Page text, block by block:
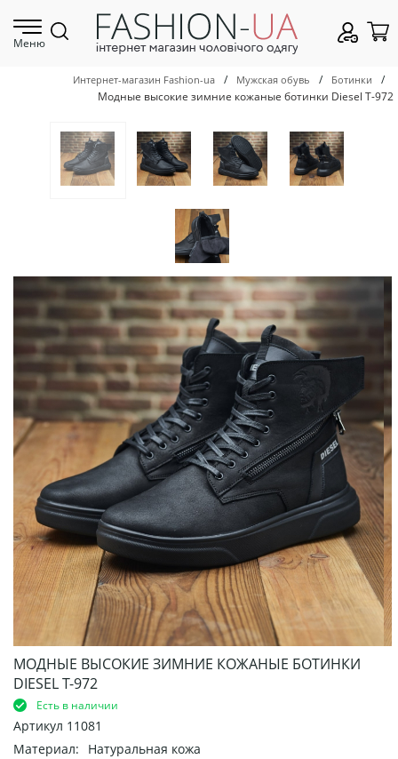
Меню
Интернет-магазин Fashion-ua / Мужская обувь / Ботинки
/
Модные высокие зимние кожаные ботинки Diesel Т-972
МОДНЫЕ ВЫСОКИЕ ЗИМНИЕ КОЖАНЫЕ БОТИНКИ
DIESEL Т-972
Есть в наличии
Артикул 11081
Материал:
Натуральная кожа